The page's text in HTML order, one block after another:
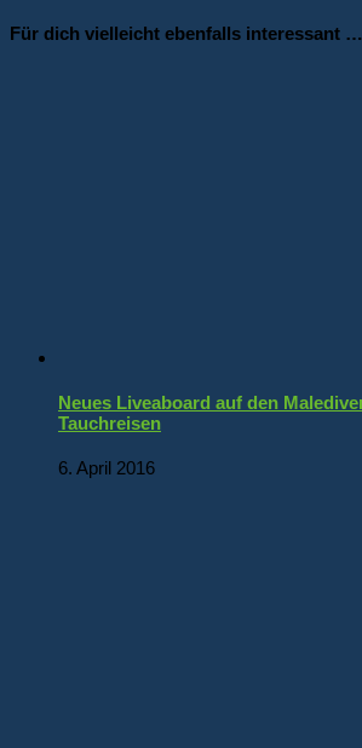
Für dich vielleicht ebenfalls interessant …
Neues Liveaboard auf den
Tauchreisen
6. April 2016